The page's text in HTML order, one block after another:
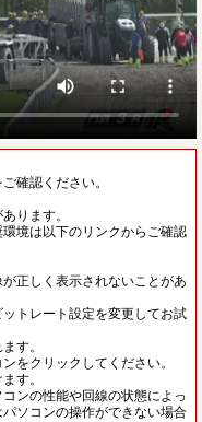
確認ください。
ります。
境は以下のリンクからご確認
正しく表示されないことがあ
トレート設定を変更してお試
す。
をクリックしてください。
す。
ンの性能や回線の状態によっ
ソコンの操作ができない場合